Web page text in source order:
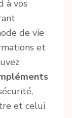
à vos
de vie
et
et celui